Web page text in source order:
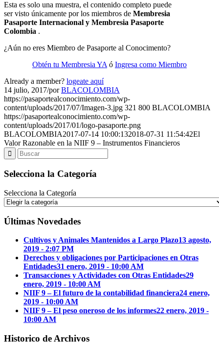
Esta es solo una muestra, el contenido completo puede
ser visto únicamente por los miembros de Membresia
Pasaporte Internacional y Membresia Pasaporte
Colombia .
¿Aún no eres Miembro de Pasaporte al Conocimento?
Obtén tu Membresia YAó Ingresa como Miembro
Already a member? logeate aquí
14 julio, 2017/porBLACOLOMBIA
https://pasaportealconocimiento.com/wp-
content/uploads/2017/07/Imagen-3.jpg 321 800 BLACOLOMBIA
https://pasaportealconocimiento.com/wp-
content/uploads/2017/01/logo-pasaporte.png
BLACOLOMBIA2017-07-14 10:00:132018-07-31 11:54:42El
Valor Razonable en la NIIF 9 – Instrumentos Financieros
Selecciona la Categoría
Selecciona la Categoría
Últimas Novedades
Cultivos y Animales Mantenidos a Largo Plazo13 agosto,
2019 - 2:07 PM
Derechos y obligaciones por Participaciones en Otras
Entidades31 enero, 2019 - 10:00 AM
Transacciones y Actividades con Otras Entidades29
enero, 2019 - 10:00 AM
NIIF 9 – El futuro de la contabilidad financiera24 enero,
2019 - 10:00 AM
NIIF 9 – El peso oneroso de los informes22 enero, 2019 -
10:00 AM
Historico de Archivos